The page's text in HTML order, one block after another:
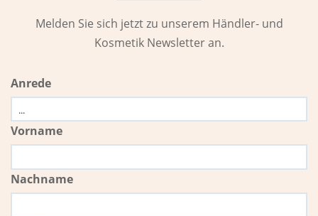
Melden Sie sich jetzt zu unserem Händler- und
Kosmetik Newsletter an.
Anrede
Vorname
Nachname